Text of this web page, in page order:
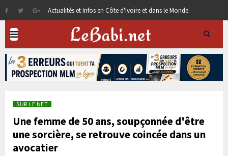
Actualités et Infos en Côte d'Ivoire et dans le Monde
SUR LE NET
Une femme de 50 ans, soupçonnée d'être
une sorcière, se retrouve coincée dans un
avocatier